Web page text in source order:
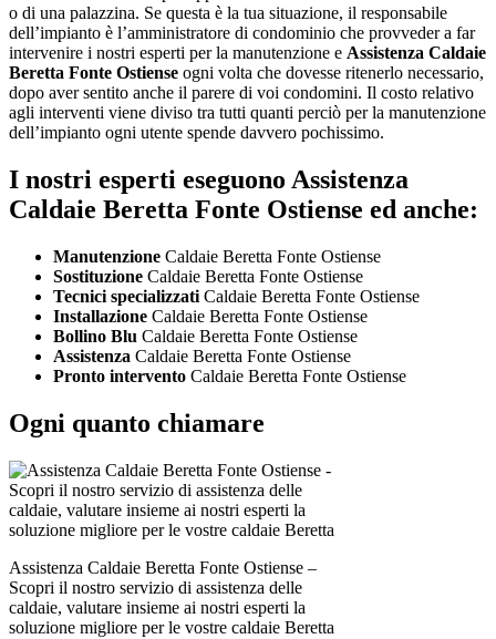
o di una palazzina. Se questa è la tua situazione, il responsabile
dell’impianto è l’amministratore di condominio che provveder a far
intervenire i nostri esperti per la manutenzione e Assistenza Caldaie
Beretta Fonte Ostiense ogni volta che dovesse ritenerlo necessario,
dopo aver sentito anche il parere di voi condomini. Il costo relativo
agli interventi viene diviso tra tutti quanti perciò per la manutenzione
dell’impianto ogni utente spende davvero pochissimo.
I nostri esperti eseguono Assistenza
Caldaie Beretta Fonte Ostiense ed anche:
Manutenzione Caldaie Beretta Fonte Ostiense
Sostituzione Caldaie Beretta Fonte Ostiense
Tecnici specializzati Caldaie Beretta Fonte Ostiense
Installazione Caldaie Beretta Fonte Ostiense
Bollino Blu Caldaie Beretta Fonte Ostiense
Assistenza Caldaie Beretta Fonte Ostiense
Pronto intervento Caldaie Beretta Fonte Ostiense
Ogni quanto chiamare
Assistenza Caldaie Beretta Fonte Ostiense –
Scopri il nostro servizio di assistenza delle
caldaie, valutare insieme ai nostri esperti la
soluzione migliore per le vostre caldaie Beretta